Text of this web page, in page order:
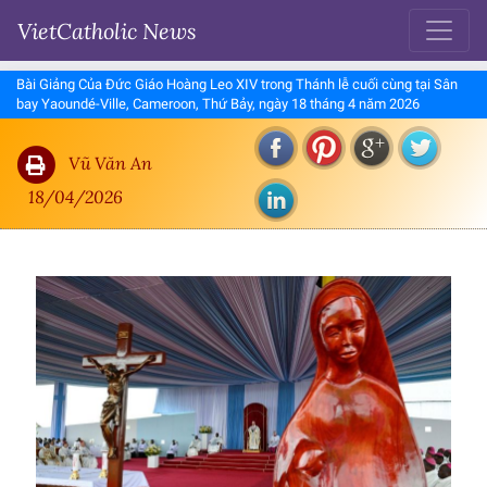
VietCatholic News
Bài Giảng Của Đức Giáo Hoàng Leo XIV trong Thánh lễ cuối cùng tại Sân
bay Yaoundé-Ville, Cameroon, Thứ Bảy, ngày 18 tháng 4 năm 2026
Vũ Văn An
18/04/2026